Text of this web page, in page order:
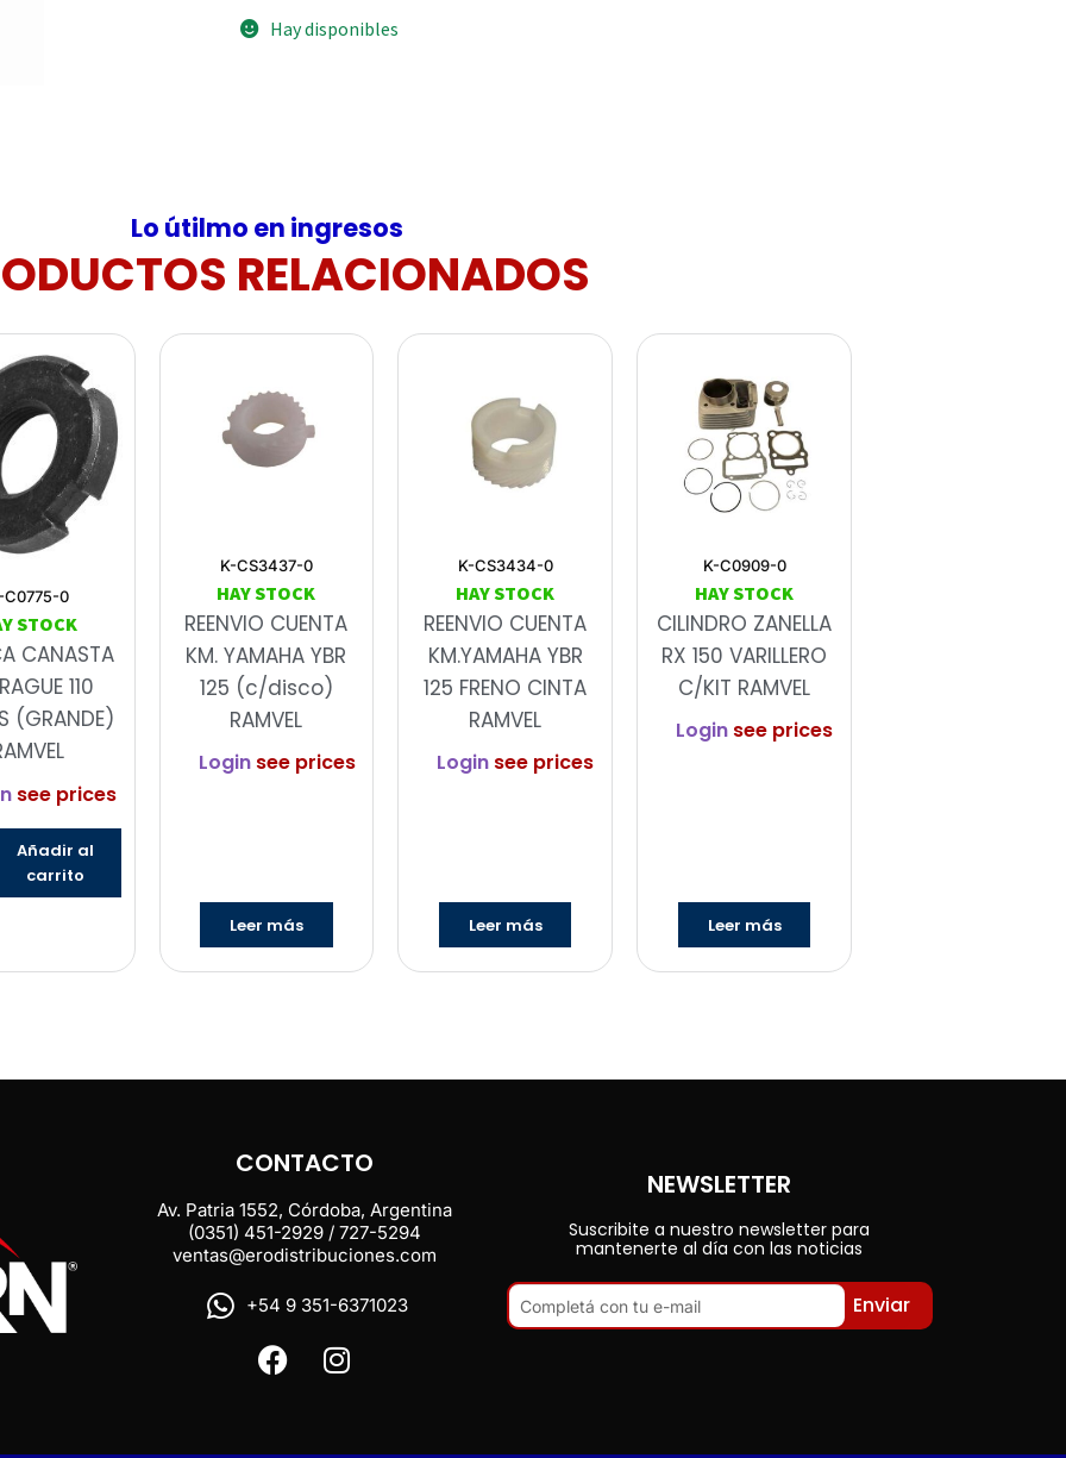
Hay disponibles
Lo útilmo en ingresos
RELACIONADOS
C0775-0
STOCK
CANASTA
110
(GRANDE)
see prices
Añadir al
carrito
K-CS3437-0
HAY STOCK
REENVIO CUENTA
KM. YAMAHA YBR
125 (c/disco)
RAMVEL
Loginsee prices
Leer más
K-CS3434-0
HAY STOCK
REENVIO CUENTA
KM.YAMAHA YBR
125 FRENO CINTA
RAMVEL
Login see prices
Leer más
K-C0909-0
HAY STOCK
CILINDRO ZANELLA
RX 150 VARILLERO
C/KIT RAMVEL
Login see prices
Leer más
CONTACTO
Av. Patria 1552, Córdoba, Argentina
(0351) 451-2929 / 727-5294
ventas@erodistribuciones.com
+54 9 351-6371023
NEWSLETTER
Suscribite a nuestro newsletter para
mantenerte al día con las noticias
Enviar